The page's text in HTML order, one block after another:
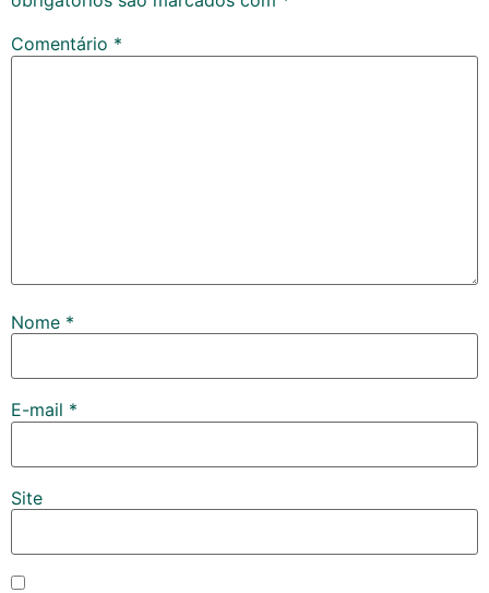
Comentário *
Nome *
E-mail *
Site